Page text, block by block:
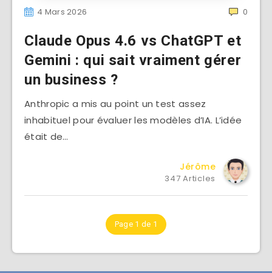
4 Mars 2026 0
Claude Opus 4.6 vs ChatGPT et
Gemini : qui sait vraiment gérer
un business ?
Anthropic a mis au point un test assez
inhabituel pour évaluer les modèles d’IA. L’idée
était de…
Jérôme
347 Articles
Page 1 de 1